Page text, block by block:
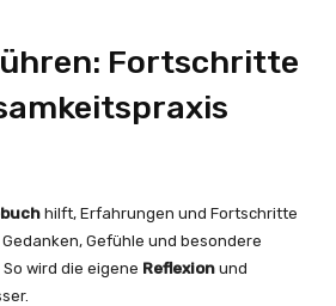
Fortschritte
hilft, Erfahrungen und Fortschritte
Gefühle und besondere
wird die eigene Reflexion und